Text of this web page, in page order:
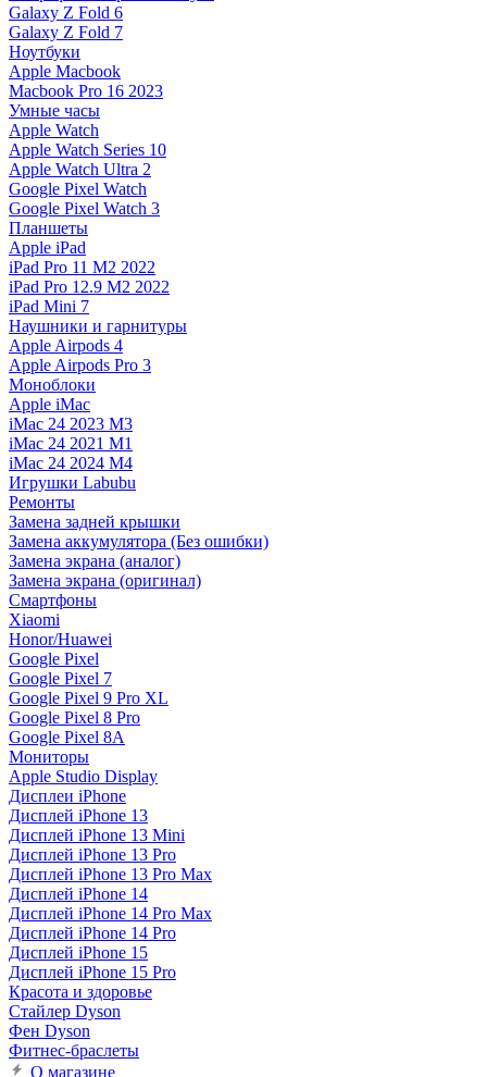
Galaxy Z Fold 6
Galaxy Z Fold 7
Ноутбуки
Apple Macbook
Macbook Pro 16 2023
Умные часы
Apple Watch
Apple Watch Series 10
Apple Watch Ultra 2
Google Pixel Watch
Google Pixel Watch 3
Планшеты
Apple iPad
iPad Pro 11 M2 2022
iPad Pro 12.9 M2 2022
iPad Mini 7
Наушники и гарнитуры
Apple Airpods 4
Apple Airpods Pro 3
Моноблоки
Apple iMac
iMac 24 2023 M3
iMac 24 2021 M1
iMac 24 2024 M4
Игрушки Labubu
Ремонты
Замена задней крышки
Замена аккумулятора (Без ошибки)
Замена экрана (аналог)
Замена экрана (оригинал)
Смартфоны
Xiaomi
Honor/Huawei
Google Pixel
Google Pixel 7
Google Pixel 9 Pro XL
Google Pixel 8 Pro
Google Pixel 8A
Мониторы
Apple Studio Display
Дисплеи iPhone
Дисплей iPhone 13
Дисплей iPhone 13 Mini
Дисплей iPhone 13 Pro
Дисплей iPhone 13 Pro Max
Дисплей iPhone 14
Дисплей iPhone 14 Pro Max
Дисплей iPhone 14 Pro
Дисплей iPhone 15
Дисплей iPhone 15 Pro
Красота и здоровье
Стайлер Dyson
Фен Dyson
Фитнес-браслеты
О магазине